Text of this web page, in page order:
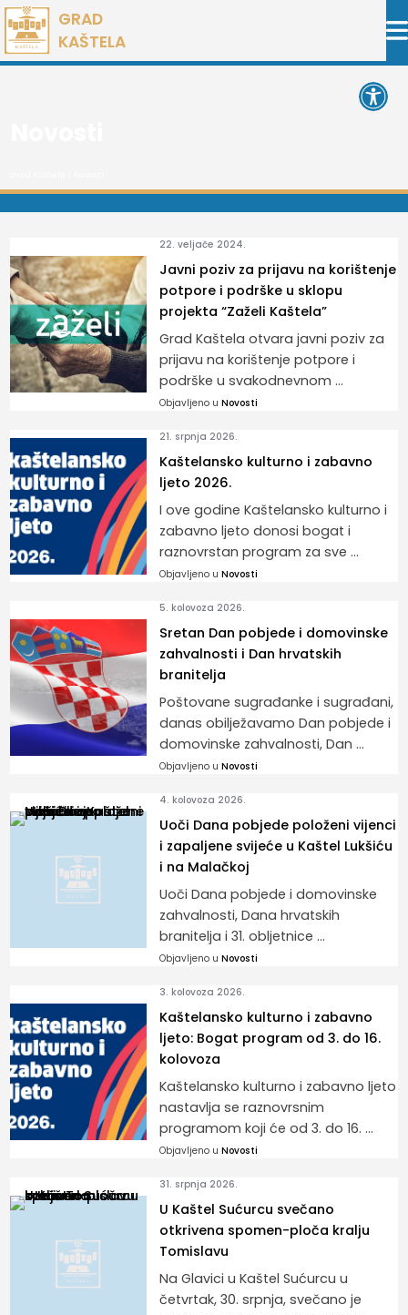
Preskoči
na
sadržaj
GRAD
KAŠTELA
22. veljače 2024.
Javni poziv za prijavu na korištenje
potpore i podrške u sklopu
projekta “Zaželi Kaštela”
Grad Kaštela otvara javni poziv za
prijavu na korištenje potpore i
podrške u svakodnevnom ...
Objavljeno uNovosti
21. srpnja 2026.
Kaštelansko kulturno i zabavno
ljeto 2026.
I ove godine Kaštelansko kulturno i
zabavno ljeto donosi bogat i
raznovrstan program za sve ...
Objavljeno uNovosti
5. kolovoza 2026.
Sretan Dan pobjede i domovinske
zahvalnosti i Dan hrvatskih
branitelja
Poštovane sugrađanke i sugrađani,
danas obilježavamo Dan pobjede i
domovinske zahvalnosti, Dan ...
Objavljeno uNovosti
4. kolovoza 2026.
Uoči Dana pobjede položeni vijenci
i zapaljene svijeće u Kaštel Lukšiću
i na Malačkoj
Uoči Dana pobjede i domovinske
zahvalnosti, Dana hrvatskih
branitelja i 31. obljetnice ...
Objavljeno uNovosti
3. kolovoza 2026.
Kaštelansko kulturno i zabavno
ljeto: Bogat program od 3. do 16.
kolovoza
Kaštelansko kulturno i zabavno ljeto
nastavlja se raznovrsnim
programom koji će od 3. do 16. ...
Objavljeno uNovosti
31. srpnja 2026.
U Kaštel Sućurcu svečano
otkrivena spomen-ploča kralju
Tomislavu
Na Glavici u Kaštel Sućurcu u
četvrtak, 30. srpnja, svečano je